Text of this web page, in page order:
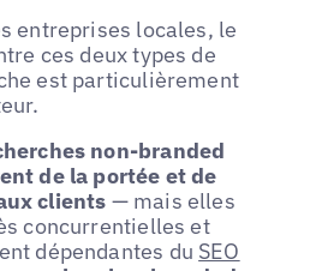
entreprises locales, le
ces deux types de
est particulièrement
non-branded
de la portée et de
clients — mais elles
concurrentielles et
dépendantes du SEO